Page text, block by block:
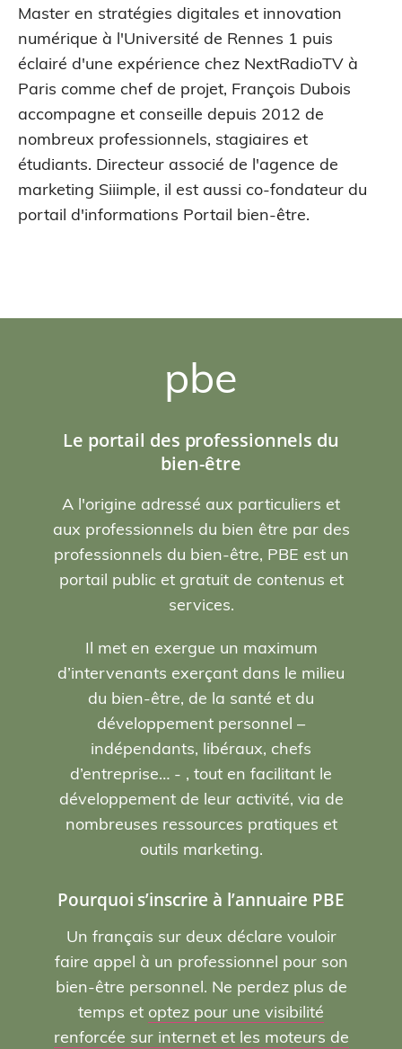
Master en stratégies digitales et innovation
numérique à l'Université de Rennes 1 puis
éclairé d'une expérience chez NextRadioTV à
Paris comme chef de projet, François Dubois
accompagne et conseille depuis 2012 de
nombreux professionnels, stagiaires et
étudiants. Directeur associé de l'agence de
marketing Siiimple, il est aussi co-fondateur du
portail d'informations Portail bien-être.
pbe
Le portail des professionnels du
bien-être
A l'origine adressé aux particuliers et
aux professionnels du bien être par des
professionnels du bien-être, PBE est un
portail public et gratuit de contenus et
services.
Il met en exergue un maximum
d’intervenants exerçant dans le milieu
du bien-être, de la santé et du
développement personnel –
indépendants, libéraux, chefs
d’entreprise… - , tout en facilitant le
développement de leur activité, via de
nombreuses ressources pratiques et
outils marketing.
Pourquoi s’inscrire à l’annuaire PBE
Un français sur deux déclare vouloir
faire appel à un professionnel pour son
bien-être personnel. Ne perdez plus de
temps et optez pour une visibilité
renforcée sur internet et les moteurs de